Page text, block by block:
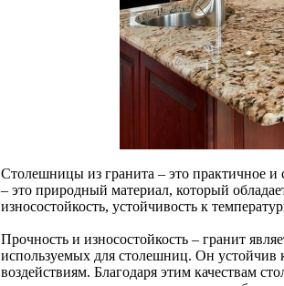
Столешницы из гранита – это практичное
– это природный материал, который
износостойкость, устойчивость к
Прочность и износостойкость – гранит
используемых для столешниц. Он устойчив
воздействиям. Благодаря этим качествам